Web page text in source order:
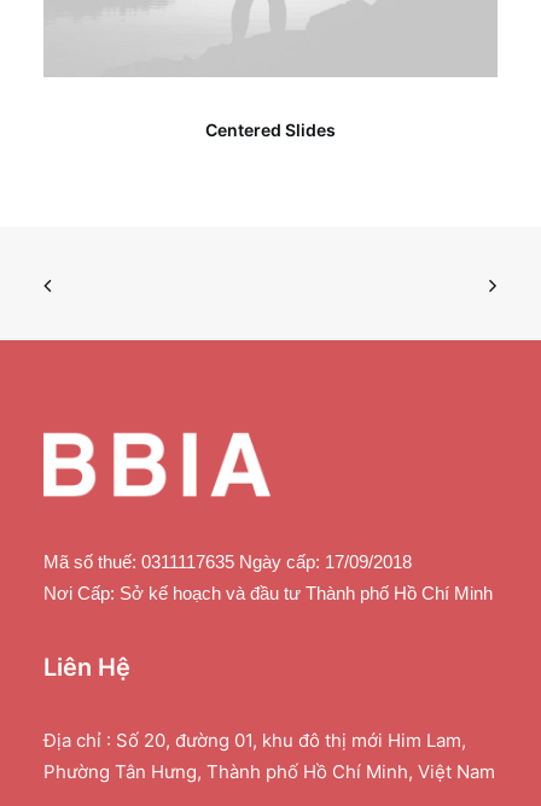
Centered Slides
Mã số thuế: 0311117635 Ngày cấp: 17/09/2018
Nơi Cấp: Sở kế hoạch và đầu tư Thành phố Hồ Chí Minh
Liên Hệ
Địa chỉ : Số 20, đường 01, khu đô thị mới Him Lam,
Phường Tân Hưng, Thành phố Hồ Chí Minh, Việt Nam